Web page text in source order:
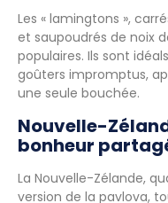
Les « lamingtons »,
et saupoudrés de noix
populaires. Ils sont
goûters impromptus,
une seule bouchée.
Nouvelle-
bonheur
La Nouvelle-Zélande,
version de la pavlova,